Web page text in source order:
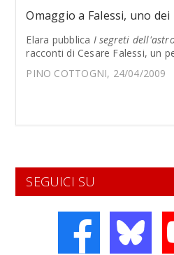
Omaggio a Falessi, uno
Elara pubblica I segreti
racconti di Cesare Falessi, un
PINO COTTOGNI, 24/04/2009
SEGUICI SU